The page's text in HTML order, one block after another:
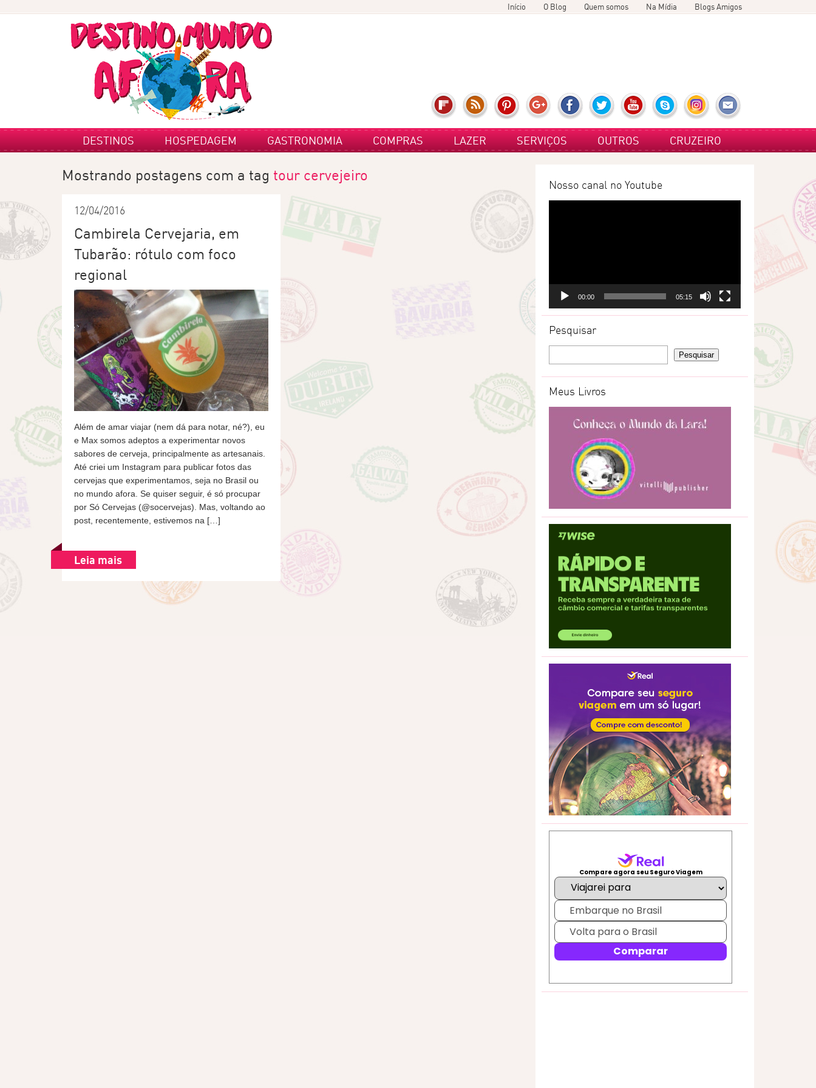
Início O Blog Quem somos Na Mídia Blogs Amigos
DESTINOS HOSPEDAGEM GASTRONOMIA COMPRAS LAZER SERVIÇOS OUTROS CRUZEIRO
Mostrando postagens com a tag tour cervejeiro
12/04/2016
Cambirela Cervejaria, em
Tubarão: rótulo com foco
regional
Além de amar viajar (nem dá para notar, né?), eu
e Max somos adeptos a experimentar novos
sabores de cerveja, principalmente as artesanais.
Até criei um Instagram para publicar fotos das
cervejas que experimentamos, seja no Brasil ou
no mundo afora. Se quiser seguir, é só procupar
por Só Cervejas (@socervejas). Mas, voltando ao
post, recentemente, estivemos na […]
Leia mais
Nosso canal no Youtube
00:00 05:15
Pesquisar
Meus Livros